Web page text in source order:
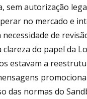
sem autorização
no mercado e
de
do papel da
estavam a
das normas do